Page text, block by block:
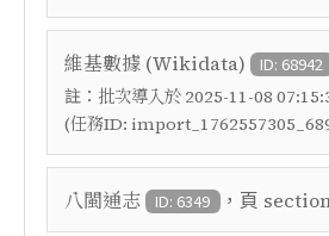
維基數據 (Wikidata) ID: 68942
註： 批次導入於 2025-11-08
(任務ID:
八閩通志 ID: 6349 ，頁